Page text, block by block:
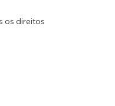
os direitos